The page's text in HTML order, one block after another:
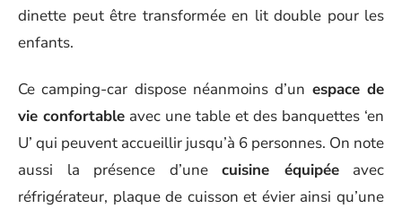
dinette peut être transformée en lit double pour les
enfants.
Ce camping-car dispose néanmoins d’un espace de
vie confortable avec une table et des banquettes ‘en
U’ qui peuvent accueillir jusqu’à 6 personnes. On note
aussi la présence d’une cuisine équipéeavec
réfrigérateur, plaque de cuisson et évier ainsi qu’une